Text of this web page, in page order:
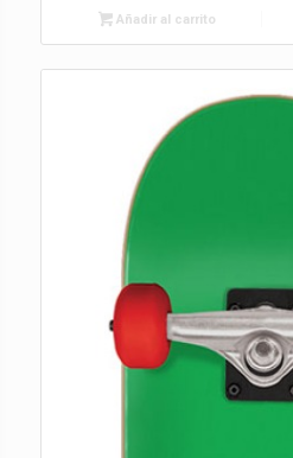
Añadir al carrito